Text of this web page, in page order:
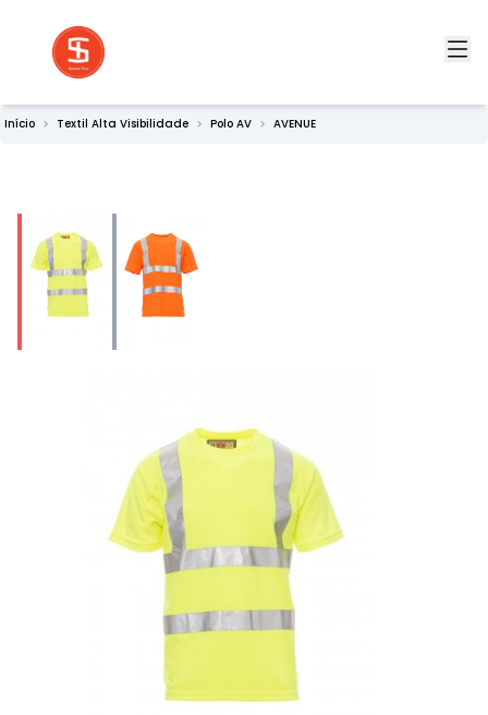
Início Textil Alta Visibilidade Polo AV AVENUE